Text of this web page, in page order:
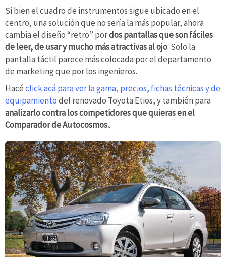
Si bien el cuadro de instrumentos sigue ubicado en el
centro, una solución que no sería la más popular, ahora
cambia el diseño “retro” pordos pantallas que son fáciles
de leer, de usar y mucho más atractivas al ojo. Solo la
pantalla táctil parece más colocada por el departamento
de marketing que por los ingenieros.
Hacéclick acá para ver la gama, precios, fichas técnicas y de
equipamientodel renovado Toyota Etios, y también para
analizarlo contra los competidores que quieras en el
Comparador de Autocosmos..